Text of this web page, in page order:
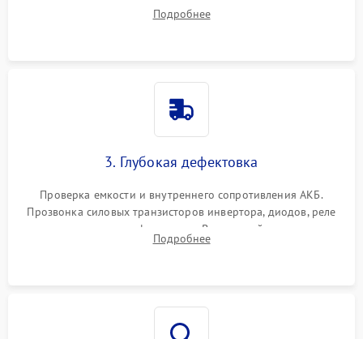
и кистей для предотвращения перегрева и замыканий.
Подробнее
3. Глубокая дефектовка
Проверка емкости и внутреннего сопротивления АКБ.
Прозвонка силовых транзисторов инвертора, диодов, реле
переключения и трансформатора. Визуальный поиск вздутых
конденсаторов и прогаров на печатной плате.
Подробнее